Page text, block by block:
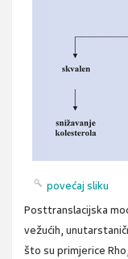
povećaj sliku
Posttranslacijska
vežućih,
što su primjerice